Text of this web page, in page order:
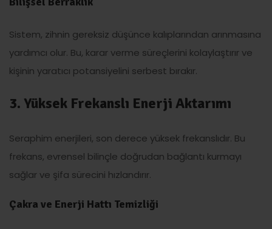
Sistem, zihnin gereksiz düşünce kalıplarından arınmasına
yardımcı olur. Bu, karar verme süreçlerini kolaylaştırır ve
kişinin yaratıcı potansiyelini serbest bırakır.
3. Yüksek Frekanslı Enerji Aktarımı
Seraphim enerjileri, son derece yüksek frekanslıdır. Bu
frekans, evrensel bilinçle doğrudan bağlantı kurmayı
sağlar ve şifa sürecini hızlandırır.
Çakra ve Enerji Hattı Temizliği